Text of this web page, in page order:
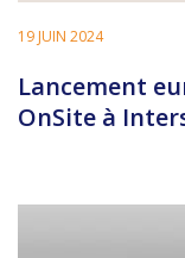
19 JUIN 2024
Lancement
OnSite à